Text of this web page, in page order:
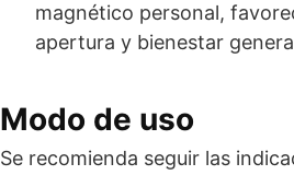
magnético personal,
apertura y bienestar
Modo de uso
Se recomienda seguir las